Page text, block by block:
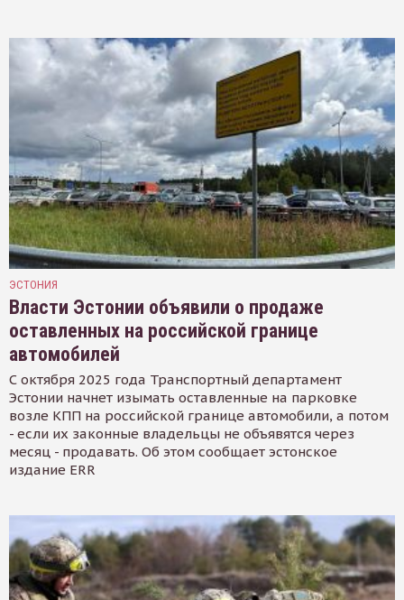
ЭСТОНИЯ
Власти Эстонии объявили о продаже
оставленных на российской границе
автомобилей
С октября 2025 года Транспортный департамент
Эстонии начнет изымать оставленные на парковке
возле КПП на российской границе автомобили, а потом
- если их законные владельцы не объявятся через
месяц - продавать. Об этом сообщает эстонское
издание ERR